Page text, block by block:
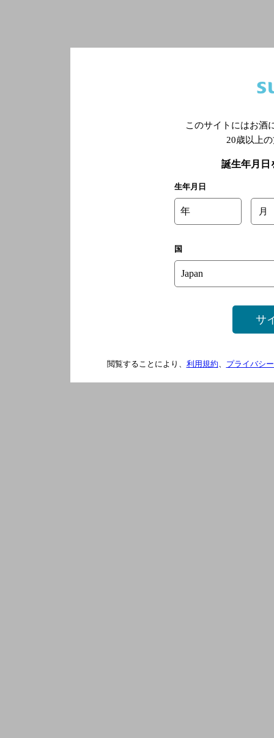
このサイトにはお酒
20歳以上
誕生年月日
生年月日
年 月
国
サ
閲覧することにより、 利用規約、 プライバシ